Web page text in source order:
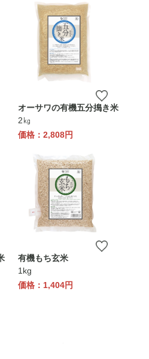
オーサワの有機五分搗き米
2㎏
価格：2,808円
有機もち玄米
1kg
価格：1,404円